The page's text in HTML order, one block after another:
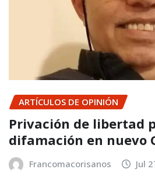
ARTÍCULOS DE OPINIÓN
Privación de libertad
difamación en nuevo
Francomacorisanos Jul